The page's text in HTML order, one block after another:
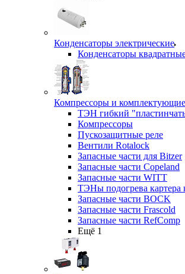
Конденсаторы электрические
Конденсаторы
Компрессоры и комплектующие
ТЭН гибкий
Компрессоры
Пускозащитные реле
Вентили Rotalock
Запасные части для Bitzer
Запасные части Copeland
Запасные части WITT
ТЭНы подогрева картера
Запасные части BOCK
Запасные части Frascold
Запасные части RefComp
Ещё 1